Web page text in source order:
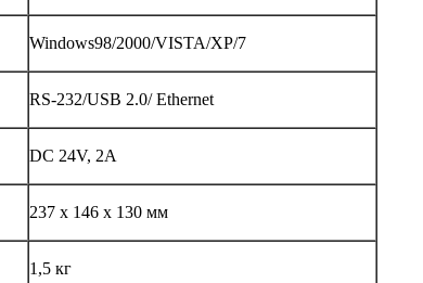
Windows98/2000/VISTA/XP/7
RS-232/USB 2.0/ Ethernet
DC 24V, 2A
237 x 146 x 130 мм
1,5 кг